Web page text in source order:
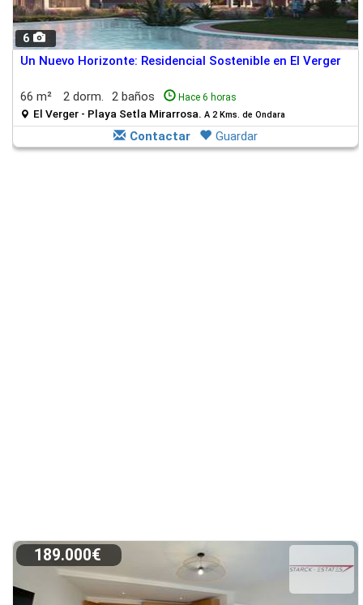
6
Un Nuevo Horizonte: Residencial Sostenible en El Verger
66 m² 2 dorm. 2 baños Hace 6 horas
El Verger - Playa Setla Mirarrosa. A 2 Kms. de Ondara
Contactar Guardar
189.000€